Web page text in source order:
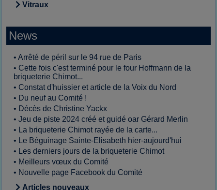
Vitraux
News
• Arrêté de péril sur le 94 rue de Paris
• Cette fois c'est terminé pour le four Hoffmann de la
briqueterie Chimot...
• Constat d'huissier et article de la Voix du Nord
• Du neuf au Comité !
• Décès de Christine Yackx
• Jeu de piste 2024 créé et guidé oar Gérard Merlin
• La briqueterie Chimot rayée de la carte...
• Le Béguinage Sainte-Elisabeth hier-aujourd'hui
• Les derniers jours de la briqueterie Chimot
• Meilleurs vœux du Comité
• Nouvelle page Facebook du Comité
Articles nouveaux